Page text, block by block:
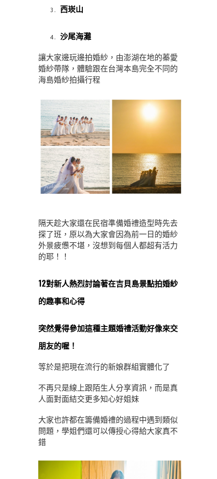
西崁山
沙尾海灘
讓大家邊玩邊拍婚紗，由澎湖在地的蓁愛
婚紗帶隊，體驗跟在台灣本島完全不同的
海島婚紗拍攝行程
隔天趁大家還在民宿準備婚禮造型時先去
探了班，原以為大家會因為前一日的婚紗
外景疲憊不堪，沒想到每個人都超有活力
的耶！！
12對新人熱烈討論著在吉貝島景點拍婚紗
的趣事和心得
突然覺得參加這種主題婚禮活動好像來交
朋友的喔！
等於是把現在流行的新娘群組實體化了
不再只是線上跟陌生人分享資訊，而是真
人面對面結交更多知心好姐妹
大家也許都在籌備婚禮的過程中遇到類似
問題，學姐們還可以傳授心得給大家真不
錯